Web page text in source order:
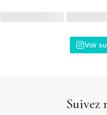
Voir
Suivez